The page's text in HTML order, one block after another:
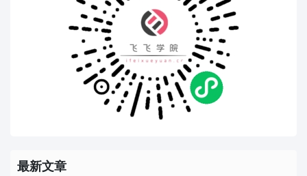
最新文章